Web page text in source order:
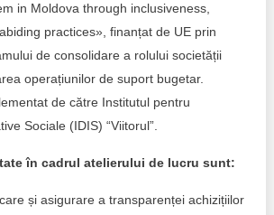
internațional IDIS
de Business
economic
in Moldova through inclusiveness,
practices», finanțat de UE prin
de consolidare a rolului societății
operațiunilor de suport bugetar.
de către Institutul pentru
Sociale (IDIS) “Viitorul”.
în cadrul atelierului de lucru sunt:
și asigurare a transparenței achizițiilor